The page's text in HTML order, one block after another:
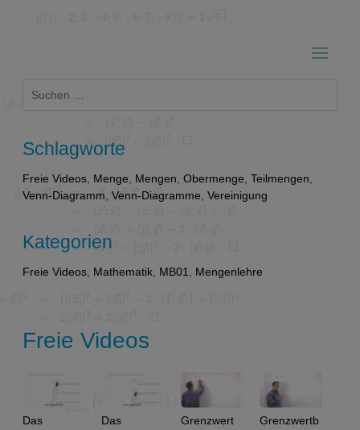
nach:
Schlagworte
Freie Videos, Menge, Mengen, Obermenge, Teilmengen,
Venn-Diagramm, Venn-Diagramme, Vereinigung
Kategorien
Freie Videos, Mathematik, MB01, Mengenlehre
Freie Videos
Das
Das
Grenzwert
Grenzwertb